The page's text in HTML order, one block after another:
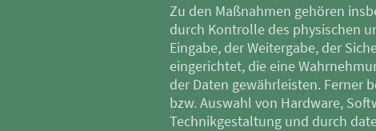
Zu den Maßnahmen gehören
durch Kontrolle des physischen
Eingabe, der Weitergabe, der
eingerichtet, die eine
der Daten gewährleisten. Ferner
bzw. Auswahl von Hardware,
Technikgestaltung und durch